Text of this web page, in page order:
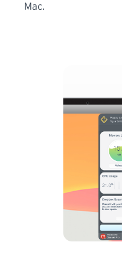
Mac.